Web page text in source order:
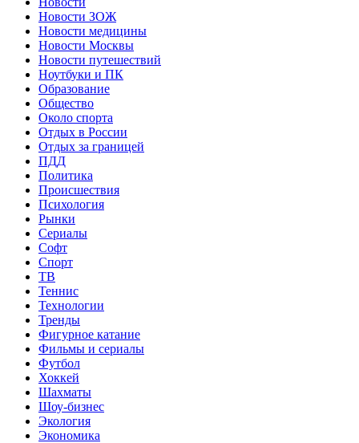
Новости ЗОЖ
Новости медицины
Новости Москвы
Новости путешествий
Ноутбуки и ПК
Образование
Общество
Около спорта
Отдых в России
Отдых за границей
ПДД
Политика
Происшествия
Психология
Рынки
Сериалы
Софт
Спорт
ТВ
Теннис
Технологии
Тренды
Фигурное катание
Фильмы и сериалы
Футбол
Хоккей
Шахматы
Шоу-бизнес
Экология
Экономика